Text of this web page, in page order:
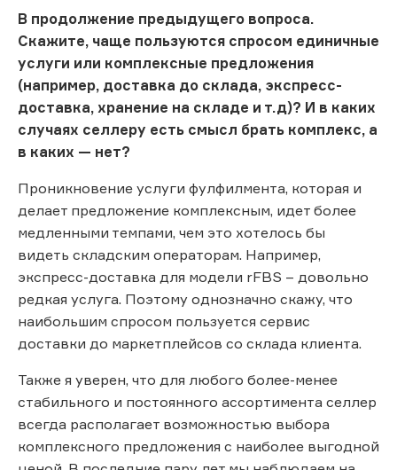
В продолжение предыдущего вопроса.
Скажите, чаще пользуются спросом единичные
услуги или комплексные предложения
(например, доставка до склада, экспресс-
доставка, хранение на складе и т.д)? И в каких
случаях селлеру есть смысл брать комплекс, а
в каких — нет?
Проникновение услуги фулфилмента, которая и
делает предложение комплексным, идет более
медленными темпами, чем это хотелось бы
видеть складским операторам. Например,
экспресс-доставка для модели rFBS – довольно
редкая услуга. Поэтому однозначно скажу, что
наибольшим спросом пользуется сервис
доставки до маркетплейсов со склада клиента.
Также я уверен, что для любого более-менее
стабильного и постоянного ассортимента селлер
всегда располагает возможностью выбора
комплексного предложения с наиболее выгодной